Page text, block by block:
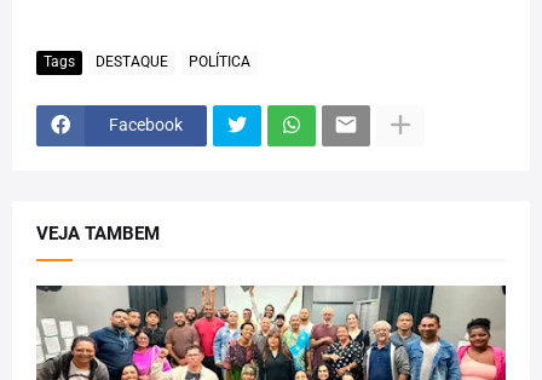
Tags DESTAQUE POLÍTICA
Facebook
VEJA TAMBEM